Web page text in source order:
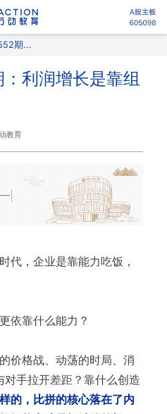
期...
利润增长是靠组
教育
代，企业是靠能力吃饭，
依靠什么能力？
价格战、动荡的时局、消
对手拉开差距？靠什么创造
的，比拼的核心落在了内